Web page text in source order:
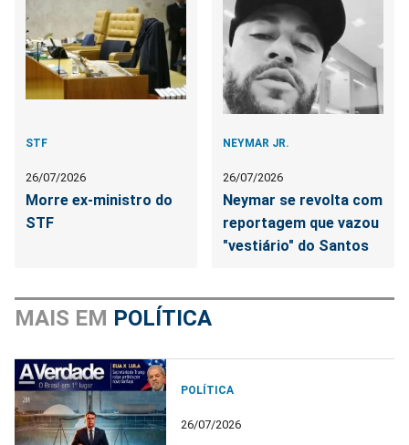
STF
26/07/2026
Morre ex-ministro do
STF
NEYMAR JR.
26/07/2026
Neymar se revolta com
reportagem que vazou
"vestiário" do Santos
MAIS EM POLÍTICA
POLÍTICA
26/07/2026